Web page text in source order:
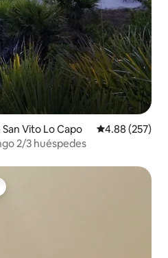
Vito Lo Capo Calificación
4.88 (257)
2/3 huéspedes